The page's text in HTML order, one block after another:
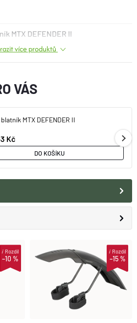
kódy
řešení sporů
osobních údajů
vrácení
Stav objednávky
MTX DEFENDER II
více produktů
VÁS
MTX DEFENDER II
Kč
DO KOŠÍKU
–10 %
iRozdíl
–15 %
iRozdíl